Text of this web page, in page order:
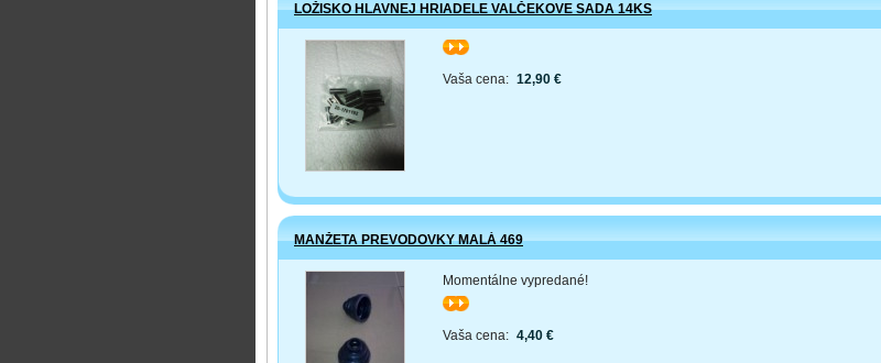
LOŽISKO HLAVNEJ HRIADELE VALČEKOVE SADA 14KS
>>
Vaša cena: 12,90 €
MANŽETA PREVODOVKY MALÁ 469
Momentálne vypredané!
>>
Vaša cena: 4,40 €